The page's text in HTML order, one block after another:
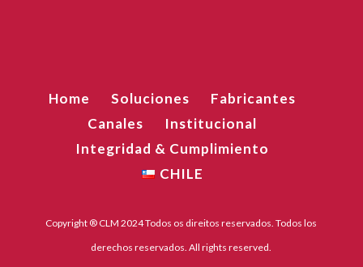
Home Soluciones
Fabricantes
Canales
Institucional
Integridad & Cumplimiento
CHILE
Copyright ® CLM 2024 Todos os direitos reservados. Todos los
derechos reservados. All rights reserved.